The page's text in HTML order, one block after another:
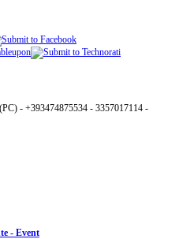
- +393474875534 - 3357017114 -
- Event